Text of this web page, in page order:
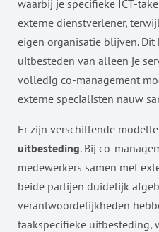
waarbij je specifieke ICT-
externe dienstverlener,
eigen organisatie blijven. Dit
uitbesteden van alleen je
volledig co-management
externe specialisten nauw
Er zijn verschillende
uitbesteding. Bij co-
medewerkers samen met
beide partijen duidelijk
verantwoordelijkheden
taakspecifieke uitbesteding,